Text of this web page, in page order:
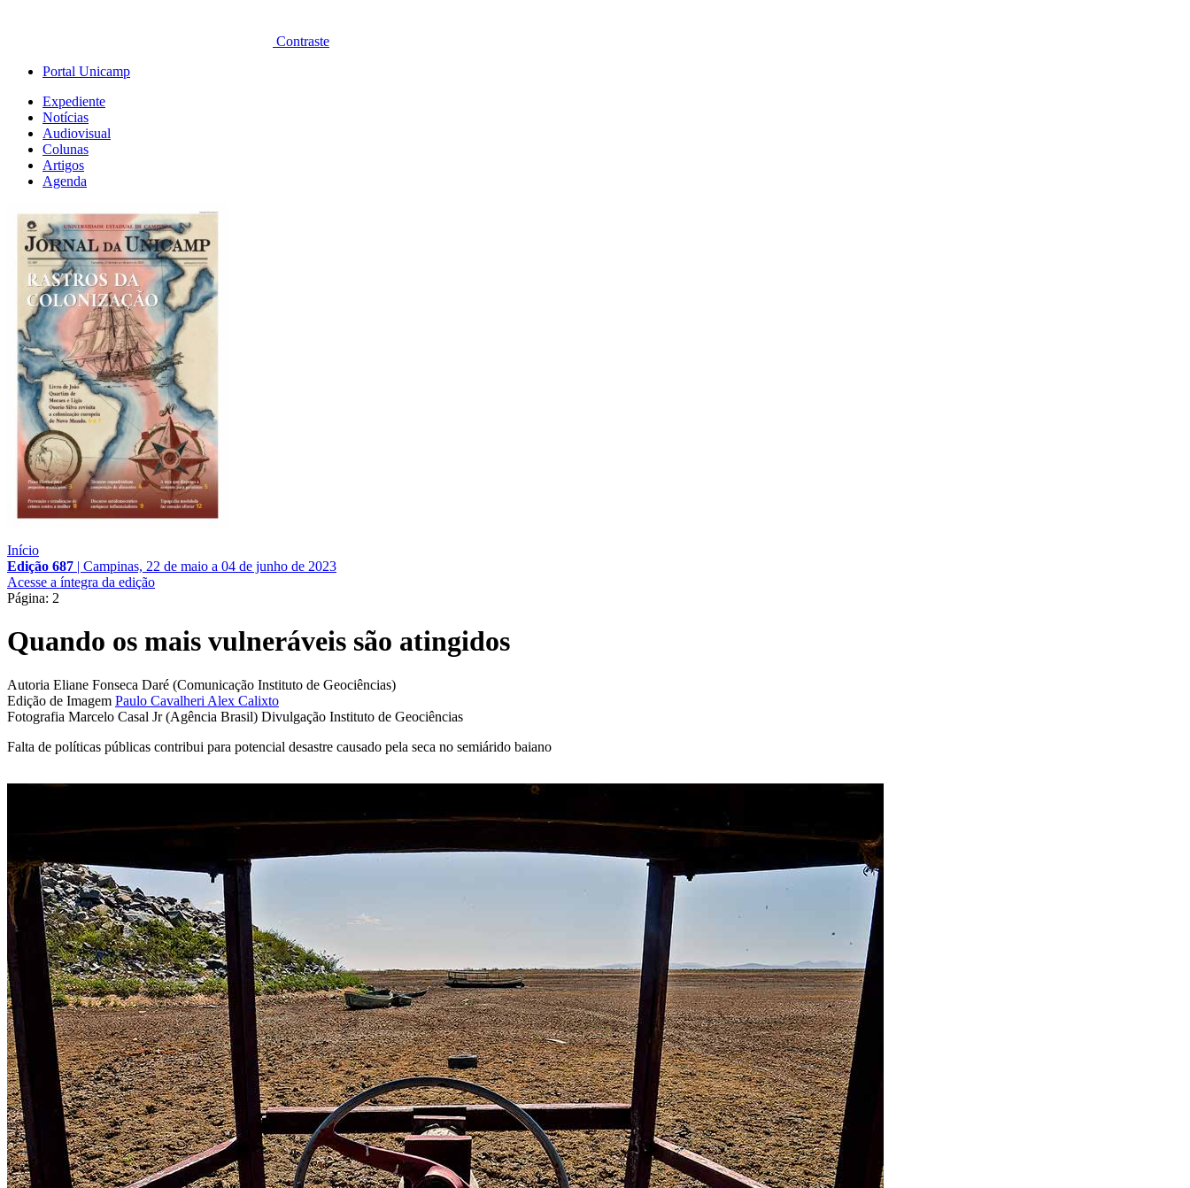
Contraste
Portal Unicamp
Expediente
Notícias
Audiovisual
Colunas
Artigos
Agenda
Início
Edição 687 | Campinas, 22 de maio a 04 de junho de 2023
Acesse a íntegra da edição
Página: 2
Quando os mais vulneráveis são atingidos
Autoria Eliane Fonseca Daré (Comunicação Instituto de Geociências)
Edição de Imagem Paulo Cavalheri Alex Calixto
Fotografia Marcelo Casal Jr (Agência Brasil) Divulgação Instituto de Geociências
Falta de políticas públicas contribui para potencial desastre causado pela seca no semiárido baiano